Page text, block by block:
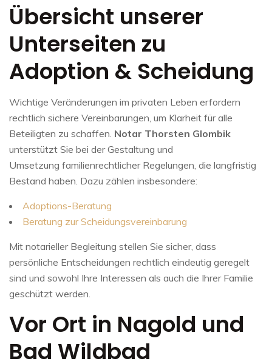
Übersicht unserer
Unterseiten zu
Adoption & Scheidung
Wichtige Veränderungen im privaten Leben erfordern
rechtlich sichere Vereinbarungen, um Klarheit für alle
Beteiligten zu schaffen. Notar Thorsten Glombik
unterstützt Sie bei der Gestaltung und
Umsetzung familienrechtlicher Regelungen, die langfristig
Bestand haben. Dazu zählen insbesondere:
Adoptions-Beratung
Beratung zur Scheidungsvereinbarung
Mit notarieller Begleitung stellen Sie sicher, dass
persönliche Entscheidungen rechtlich eindeutig geregelt
sind und sowohl Ihre Interessen als auch die Ihrer Familie
geschützt werden.
Vor Ort in Nagold und
Bad Wildbad